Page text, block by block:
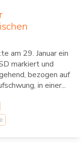
am 29. Januar ein
markiert und
bezogen auf
in einer...